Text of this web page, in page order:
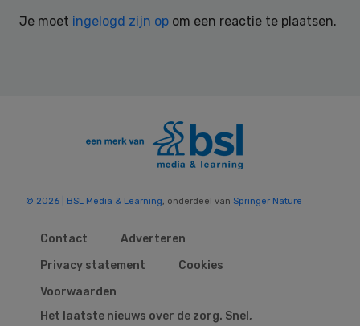
Je moet ingelogd zijn op om een reactie te plaatsen.
© 2026 | BSL Media & Learning, onderdeel van Springer Nature
Contact
Adverteren
Privacy statement
Cookies
Voorwaarden
Het laatste nieuws over de zorg. Snel,